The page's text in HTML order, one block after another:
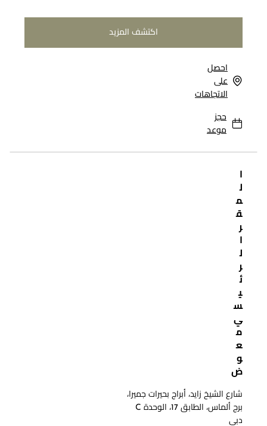
اكتشف المزيد
احصل
على
الاتجاهات
حجز
موعد
ل
م
ق
ر
ل
ر
ئ
ي
س
ي
م
ع
و
ض
شارع الشيخ زايد، أبراج بحيرات جميرا،
برج ألماس، الطابق 17، الوحدة C
دبي